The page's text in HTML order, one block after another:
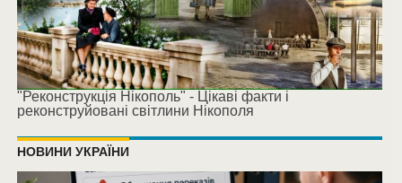
"Реконструкція Нікополь" - Цікаві факти і
реконструйовані світлини Нікополя
НОВИНИ УКРАЇНИ